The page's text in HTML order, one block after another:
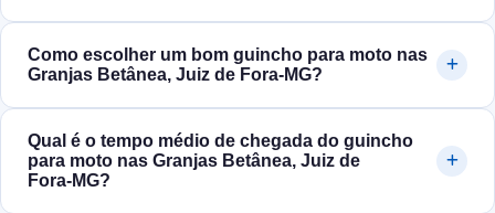
Como escolher um bom guincho para moto nas
Granjas Betânea, Juiz de Fora‑MG?
Qual é o tempo médio de chegada do guincho
para moto nas Granjas Betânea, Juiz de
Fora‑MG?